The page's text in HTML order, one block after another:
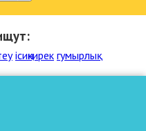
ісиңкирек гумырлық